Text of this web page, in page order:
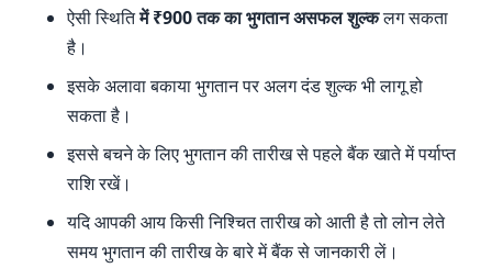
ऐसी स्थितिमें ₹900 तक का भुगतान असफल शुल्कलग सकता
है।
इसके अलावा बकाया भुगतान पर अलग दंड शुल्क भी लागू हो
सकता है।
इससे बचने के लिए भुगतान की तारीख से पहले बैंक खाते में पर्याप्त
राशि रखें।
यदि आपकी आय किसी निश्चित तारीख को आती है तो लोन लेते
समय भुगतान की तारीख के बारे में बैंक से जानकारी लें।